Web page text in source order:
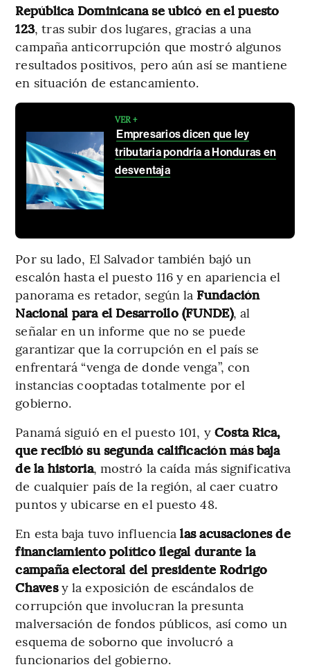
República Dominicana se ubicó en el puesto
123, tras subir dos lugares, gracias a una
campaña anticorrupción que mostró algunos
resultados positivos, pero aún así se mantiene
en situación de estancamiento.
VER +
Empresarios dicen que ley
tributaria pondría a Honduras en
desventaja
Por su lado, El Salvador también bajó un
escalón hasta el puesto 116 y en apariencia el
panorama es retador, según la Fundación
Nacional para el Desarrollo (FUNDE), al
señalar en un informe que no se puede
garantizar que la corrupción en el país se
enfrentará “venga de donde venga”, con
instancias cooptadas totalmente por el
gobierno.
Panamá siguió en el puesto 101, yCosta Rica,
que recibió su segunda calificación más baja
de la historia, mostró la caída más significativa
de cualquier país de la región, al caer cuatro
puntos y ubicarse en el puesto 48.
En esta baja tuvo influencia las acusaciones de
financiamiento político ilegal durante la
campaña electoral del presidente Rodrigo
Chavesy la exposición de escándalos de
corrupción que involucran la presunta
malversación de fondos públicos, así como un
esquema de soborno que involucró a
funcionarios del gobierno.